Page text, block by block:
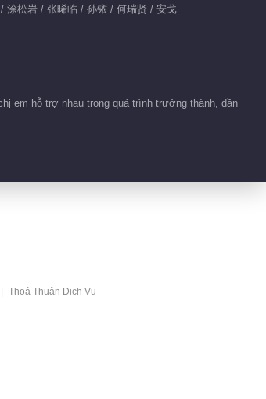
Đi về phía trước
Đi về phía trước
00:24
涂松岩 / 张晞临 / 孙铱 / 何瑞贤 / 安戈
em hỗ trợ nhau trong quá trình trưởng thành, dần
Thoả Thuận Dịch Vụ